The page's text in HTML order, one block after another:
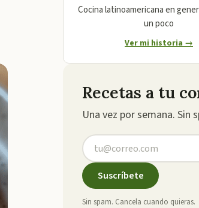
Cocina latinoamericana en
un poco
Ver mi historia →
Recetas a tu
Una vez por semana. Sin
Suscríbete
Sin spam. Cancela cuando quieras.